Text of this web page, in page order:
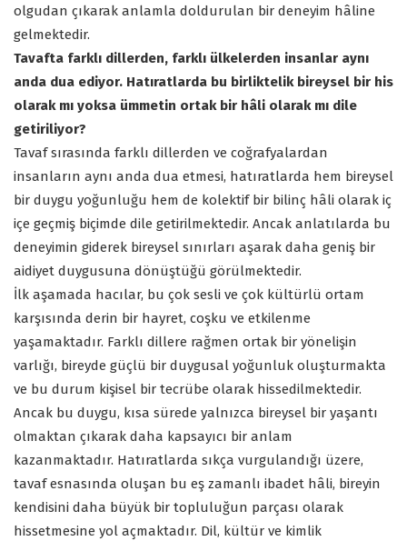
olgudan çıkarak anlamla doldurulan bir deneyim hâline
gelmektedir.
Tavafta farklı dillerden, farklı ülkelerden insanlar aynı
anda dua ediyor. Hatıratlarda bu birliktelik bireysel bir his
olarak mı yoksa ümmetin ortak bir hâli olarak mı dile
getiriliyor?
Tavaf sırasında farklı dillerden ve coğrafyalardan
insanların aynı anda dua etmesi, hatıratlarda hem bireysel
bir duygu yoğunluğu hem de kolektif bir bilinç hâli olarak iç
içe geçmiş biçimde dile getirilmektedir. Ancak anlatılarda bu
deneyimin giderek bireysel sınırları aşarak daha geniş bir
aidiyet duygusuna dönüştüğü görülmektedir.
İlk aşamada hacılar, bu çok sesli ve çok kültürlü ortam
karşısında derin bir hayret, coşku ve etkilenme
yaşamaktadır. Farklı dillere rağmen ortak bir yönelişin
varlığı, bireyde güçlü bir duygusal yoğunluk oluşturmakta
ve bu durum kişisel bir tecrübe olarak hissedilmektedir.
Ancak bu duygu, kısa sürede yalnızca bireysel bir yaşantı
olmaktan çıkarak daha kapsayıcı bir anlam
kazanmaktadır. Hatıratlarda sıkça vurgulandığı üzere,
tavaf esnasında oluşan bu eş zamanlı ibadet hâli, bireyin
kendisini daha büyük bir topluluğun parçası olarak
hissetmesine yol açmaktadır. Dil, kültür ve kimlik